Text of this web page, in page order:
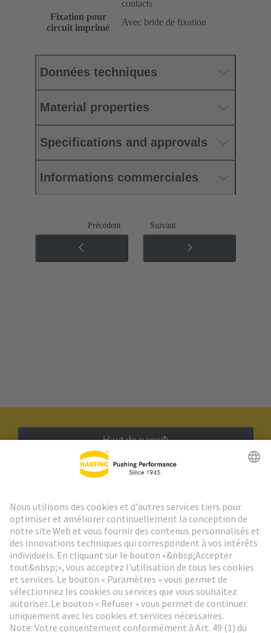
contacts
Fixation pour
circuit imprimé
Avec bride de fixation
Données techniques
Material properties
Specifications and approvals
Informations commerciales
Précédent Suivant
Haut de page
Aller à l'inscription
Social Media